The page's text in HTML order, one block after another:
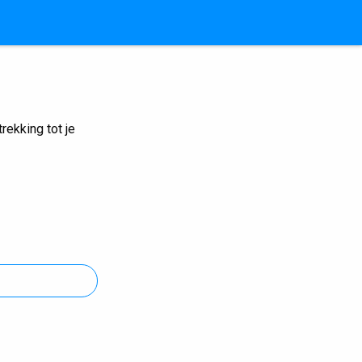
tot je